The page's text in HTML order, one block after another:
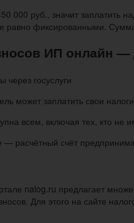
000 руб., значит заплатить
равно фиксированными.
ИП онлайн
может заплатить свои
всем, включая тех, кто не
расчётный счёт
nalog.ru предлагает
Для этого на сайте